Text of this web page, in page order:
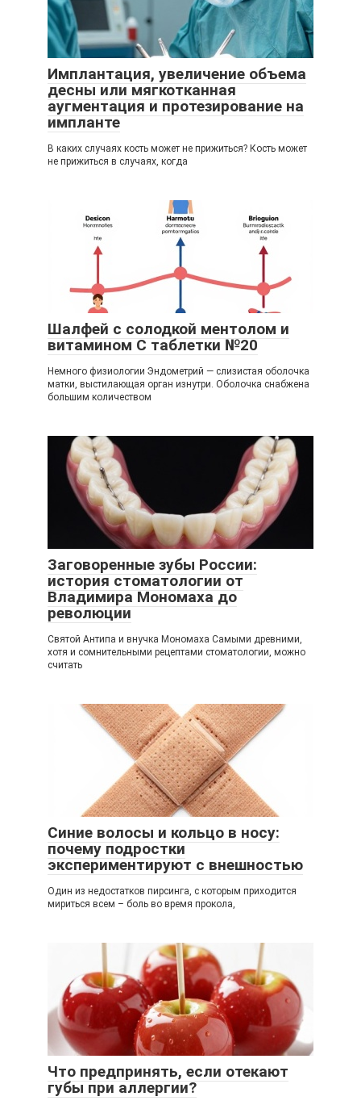
Имплантация, увеличение объема
десны или мягкотканная
аугментация и протезирование на
импланте
В каких случаях кость может не прижиться? Кость может
не прижиться в случаях, когда
Шалфей с солодкой ментолом и
витамином С таблетки №20
Немного физиологии Эндометрий — слизистая оболочка
матки, выстилающая орган изнутри. Оболочка снабжена
большим количеством
Заговоренные зубы России:
история стоматологии от
Владимира Мономаха до
революции
Святой Антипа и внучка Мономаха Самыми древними,
хотя и сомнительными рецептами стоматологии, можно
считать
Синие волосы и кольцо в носу:
почему подростки
экспериментируют с внешностью
Один из недостатков пирсинга, с которым приходится
мириться всем – боль во время прокола,
Что предпринять, если отекают
губы при аллергии?